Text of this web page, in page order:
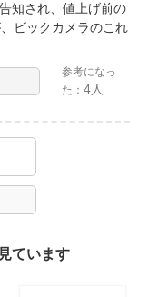
知され、値上げ前の
ビックカメラのこれ
参考になっ
た：4人
ています